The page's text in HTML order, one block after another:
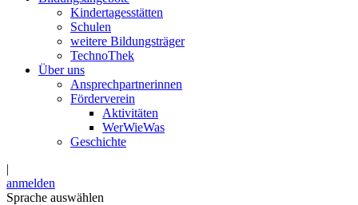
Kindertagesstätten
Schulen
weitere Bildungsträger
TechnoThek
Über uns
Ansprechpartnerinnen
Förderverein
Aktivitäten
WerWieWas
Geschichte
|
anmelden
Sprache auswählen